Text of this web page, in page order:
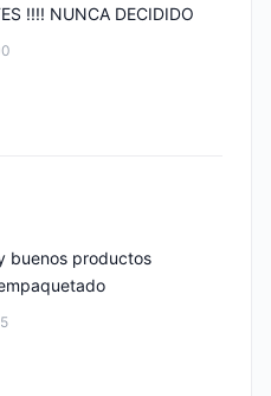
!!!! NUNCA DECIDIDO
buenos productos